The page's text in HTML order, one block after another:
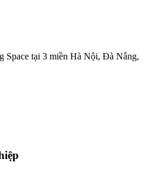
Space tại 3 miền Hà Nội, Đà Nẵng,